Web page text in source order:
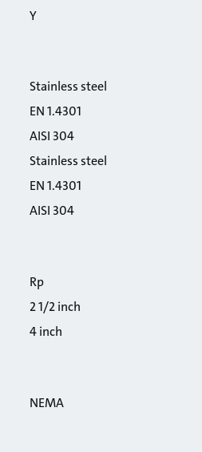
Y
Stainless steel
EN 1.4301
AISI 304
Stainless steel
EN 1.4301
AISI 304
Rp
2 1/2 inch
4 inch
NEMA